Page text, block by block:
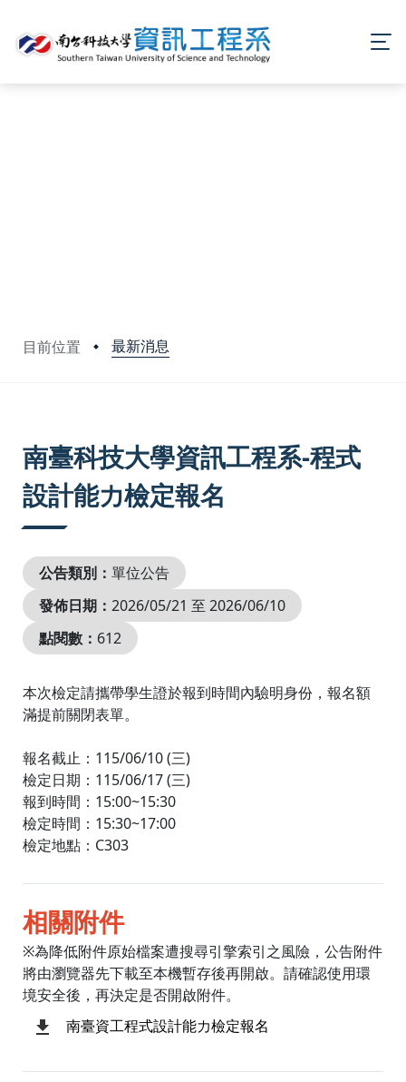
目前位置 最新消息
南臺科技大學資訊工程系-程式
設計能力檢定報名
公告類別： 單位公告
發佈日期： 2026/05/21 至 2026/06/10
點閱數： 612
本次檢定請攜帶學生證於報到時間內驗明身份，報名額
滿提前關閉表單。
報名截止：115/06/10 (三)
檢定日期：115/06/17 (三)
報到時間：15:00~15:30
檢定時間：15:30~17:00
檢定地點：C303
相關附件
※為降低附件原始檔案遭搜尋引擎索引之風險，公告附件
將由瀏覽器先下載至本機暫存後再開啟。請確認使用環
境安全後，再決定是否開啟附件。
南臺資工程式設計能力檢定報名